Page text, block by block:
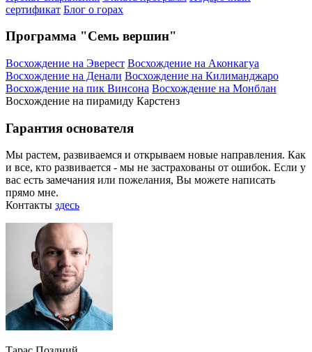
сертификат Блог о горах
Программа "Семь вершин"
Восхождение на Эверест Восхождение на Аконкагуа
Восхождение на Денали Восхождение на Килиманджаро
Восхождение на пик Винсона Восхождение на Монблан
Восхождение на пирамиду Карстенз
Гарантия основателя
Мы растем, развиваемся и открываем новые направления. Как
и все, кто развивается - мы не застрахованы от ошибок. Если у
вас есть замечания или пожелания, Вы можете написать
прямо мне.
Контакты здесь